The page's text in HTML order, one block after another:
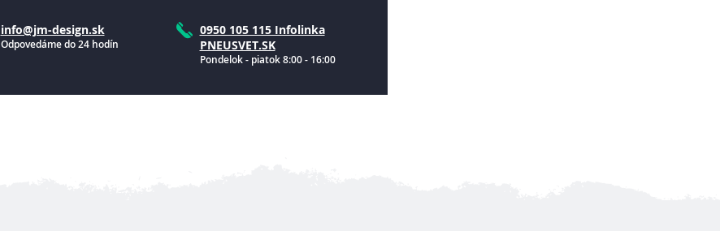
info@jm-design.sk
Odpovedáme do 24 hodín
0950 105 115 Infolinka
PNEUSVET.SK
Pondelok - piatok 8:00 - 16:00